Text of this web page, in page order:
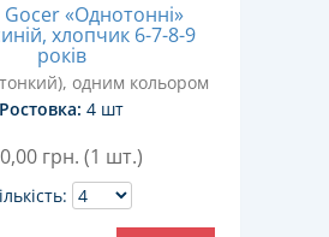
«Однотонні»
хлопчик 6-7-8-9
років
одним кольором
Ростовка: 4 шт
грн. (1 шт.)